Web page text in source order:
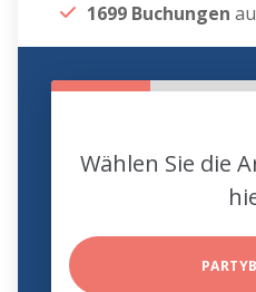
1699 Buchungen
Wählen Sie die